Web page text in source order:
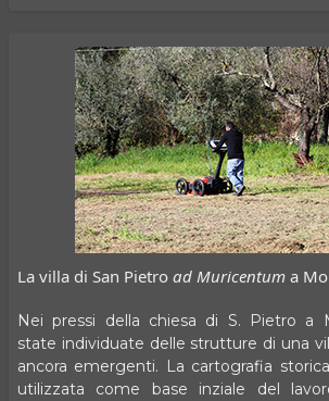
La villa di San Pietro ad Muricentum a
Nei pressi della chiesa di S. Pietro a
state individuate delle strutture di una
ancora emergenti. La cartografia
utilizzata come base inziale del